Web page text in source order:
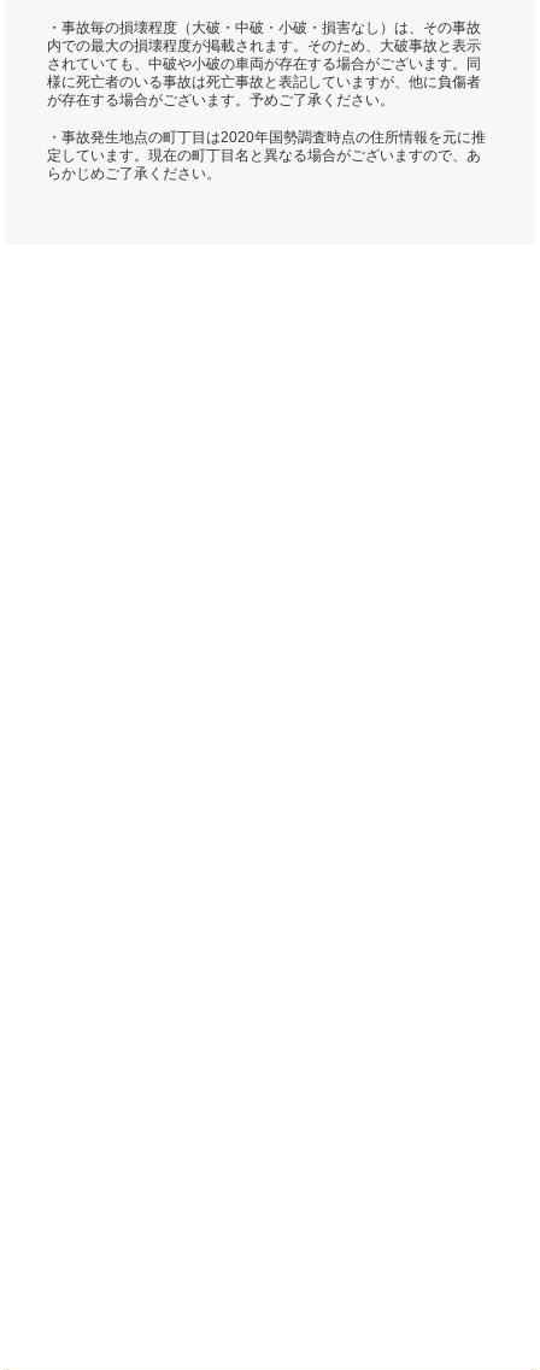
・事故毎の損壊程度（大破・中破・小破・損害なし）は、その事故
内での最大の損壊程度が掲載されます。そのため、大破事故と表示
されていても、中破や小破の車両が存在する場合がございます。同
様に死亡者のいる事故は死亡事故と表記していますが、他に負傷者
が存在する場合がございます。予めご了承ください。
・事故発生地点の町丁目は2020年国勢調査時点の住所情報を元に推
定しています。現在の町丁目名と異なる場合がございますので、あ
らかじめご了承ください。